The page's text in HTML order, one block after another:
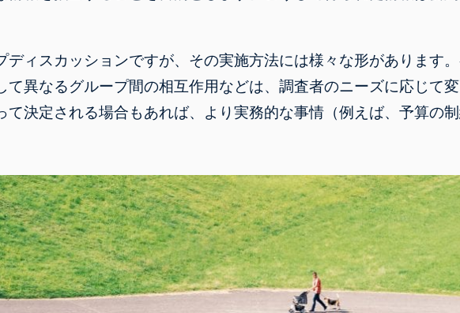
ィスカッションですが、 その実施方法には様々な形があります
異なるグループ間の相互作用などは、調査者のニーズに応じて
て決定される場合もあれば、より実務的な事情（例えば、予算の